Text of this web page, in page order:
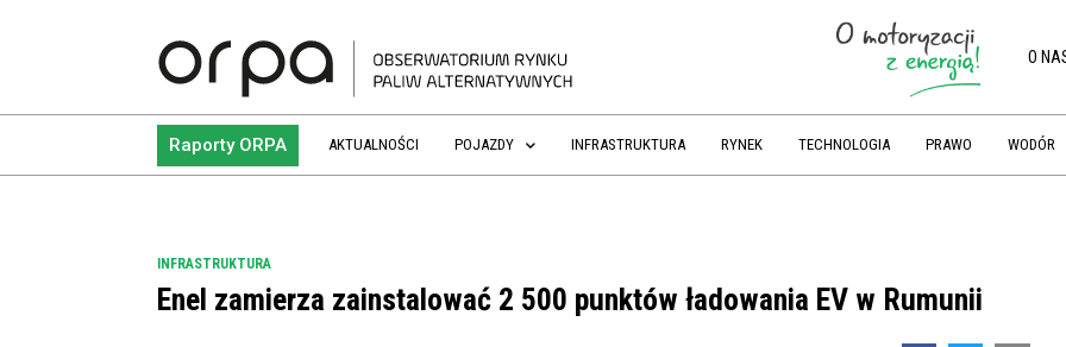
O
Raporty ORPA AKTUALNOŚCI POJAZDY INFRASTRUKTURA RYNEK TECHNOLOGIA PRAWO WODÓR
INFRASTRUKTURA
Enel zamierza zainstalować 2 500 punktów ładowania EV w Rumunii